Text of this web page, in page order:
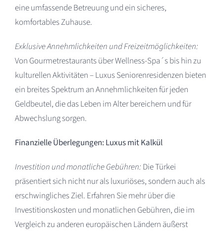
eine umfassende Betreuung und ein sicheres,
komfortables Zuhause.
Exklusive Annehmlichkeiten und Freizeitmöglichkeiten:
Von Gourmetrestaurants über Wellness-Spa´s bis hin zu
kulturellen Aktivitäten – Luxus Seniorenresidenzen bieten
ein breites Spektrum an Annehmlichkeiten für jeden
Geldbeutel, die das Leben im Alter bereichern und für
Abwechslung sorgen.
Finanzielle Überlegungen: Luxus mit Kalkül
Investition und monatliche Gebühren: Die Türkei
präsentiert sich nicht nur als luxuriöses, sondern auch als
erschwingliches Ziel. Erfahren Sie mehr über die
Investitionskosten und monatlichen Gebühren, die im
Vergleich zu anderen europäischen Ländern äußerst